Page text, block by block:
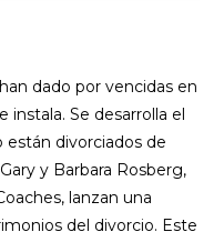
dado por vencidas en
instala. Se desarrolla el
están divorciados de
y Barbara Rosberg,
lanzan una
del divorcio. Este